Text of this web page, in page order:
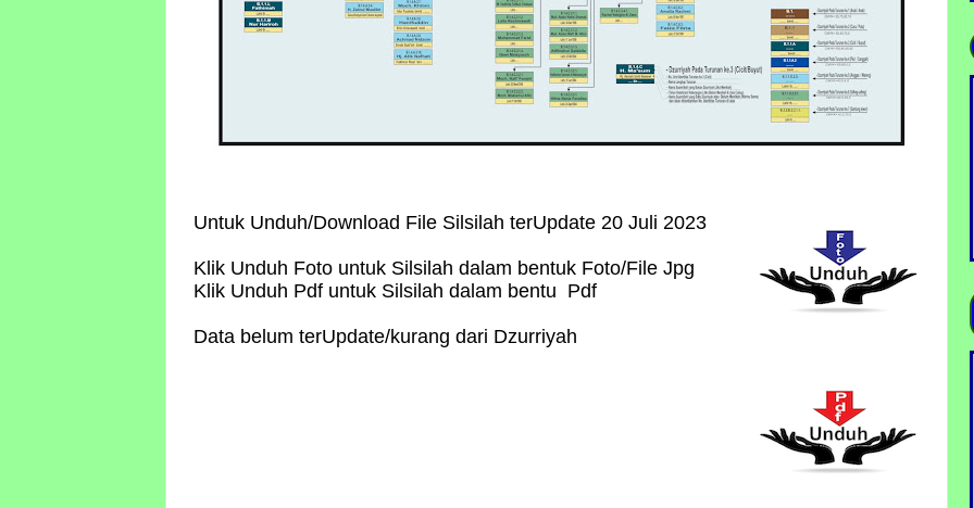
Untuk Unduh/Download File Silsilah terUpdate 20 Juli 2023
Klik Unduh Foto untuk Silsilah dalam bentuk Foto/File Jpg
Klik Unduh Pdf untuk Silsilah dalam bentu Pdf
Data belum terUpdate/kurang dari Dzurriyah